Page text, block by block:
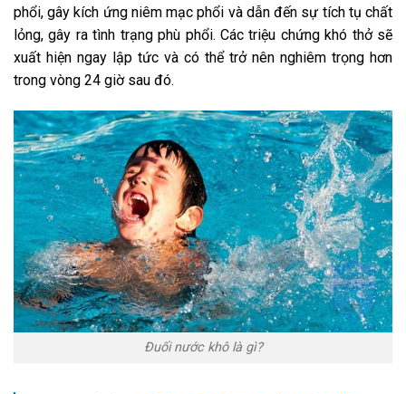
phổi, gây kích ứng niêm mạc phổi và dẫn đến sự tích tụ chất
lỏng, gây ra tình trạng phù phổi. Các triệu chứng khó thở sẽ
xuất hiện ngay lập tức và có thể trở nên nghiêm trọng hơn
trong vòng 24 giờ sau đó.
Đuối nước khô là gì?